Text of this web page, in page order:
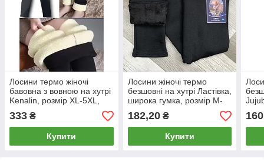
Лосини термо жіночі
бавовна з вовною на хутрі
Kenalin, розмір XL-5XL,
чорні, 9180
333 ₴
Купити
Лосини жіночі термо
безшовні на хутрі Ластівка,
широка гумка, розмір M-
4XL, А172
182,20₴
Купити